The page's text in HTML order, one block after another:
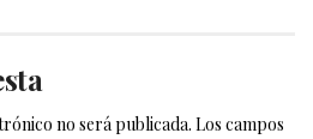
no será publicada. Los campos